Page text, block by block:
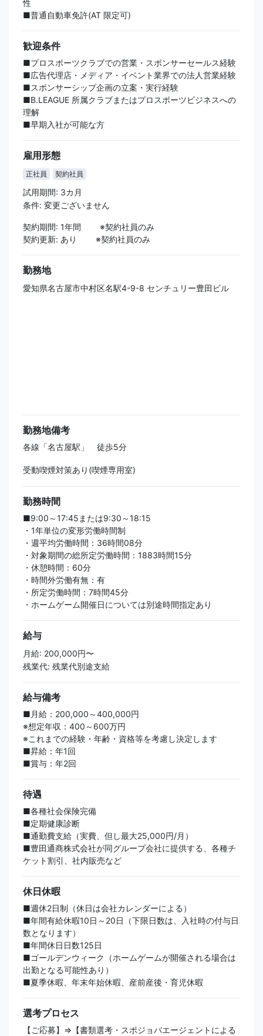
性
■普通自動車免許(AT 限定可)
歓迎条件
■プロスポーツクラブでの営業・スポンサーセールス経験
■広告代理店・メディア・イベント業界での法人営業経験
■スポンサーシップ企画の立案・実行経験
■B.LEAGUE 所属クラブまたはプロスポーツビジネスへの
理解
■早期入社が可能な方
雇用形態
正社員 契約社員
試用期間: 3カ月
条件: 変更ございません
契約期間: 1年間 ※契約社員のみ
契約更新: あり ※契約社員のみ
勤務地
愛知県名古屋市中村区名駅4-9-8 センチュリー豊田ビル
勤務地備考
各線「名古屋駅」 徒歩5分
受動喫煙対策あり(喫煙専用室)
勤務時間
■9:00～17:45または9:30～18:15
・1年単位の変形労働時間制
・週平均労働時間：36時間08分
・対象期間の総所定労働時間：1883時間15分
・休憩時間：60分
・時間外労働有無：有
・所定労働時間：7時間45分
・ホームゲーム開催日については別途時間指定あり
給与
月給: 200,000円〜
残業代: 残業代別途支給
給与備考
■月給：200,000～400,000円
※想定年収：400～600万円
※これまでの経験・年齢・資格等を考慮し決定します
■昇給：年1回
■賞与：年2回
待遇
■各種社会保険完備
■定期健康診断
■通勤費支給（実費、但し最大25,000円/月）
■豊田通商株式会社が同グループ会社に提供する、各種チ
ケット割引、社内販売など
休日休暇
■週休2日制（休日は会社カレンダーによる）
■年間有給休暇10日～20日（下限日数は、入社時の付与日
数となります）
■年間休日日数125日
■ゴールデンウィーク（ホームゲームが開催される場合は
出勤となる可能性あり）
■夏季休暇、年末年始休暇、産前産後・育児休暇
選考プロセス
【ご応募】⇒【書類選考・スポジョバエージェントによる